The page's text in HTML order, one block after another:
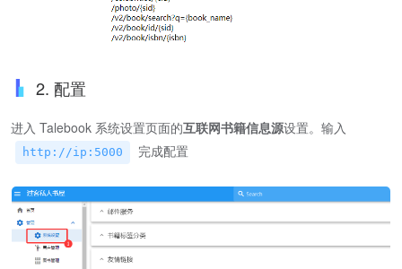
2. 配置
进入 Talebook 系统设置页面的互联网书籍信息源设置。输入
http://ip:5000 完成配置